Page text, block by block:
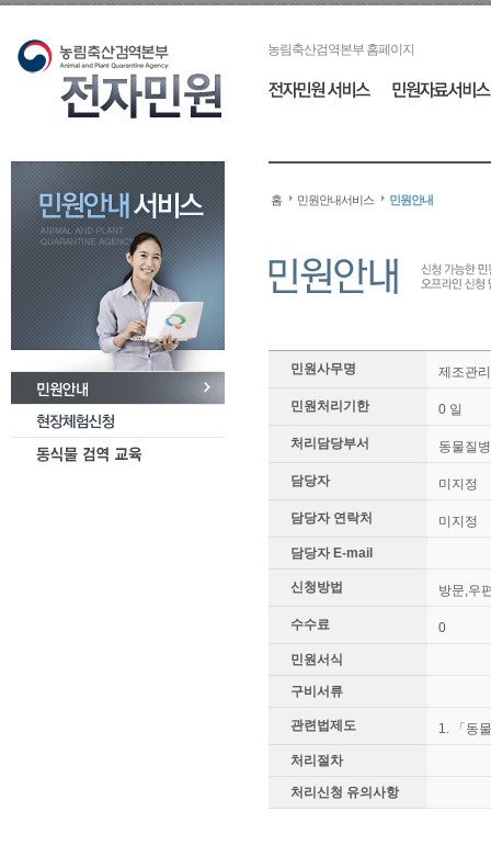
농림축산검역본부 홈페이지
홈 민원안내서비스 민원안내
민원사무명 제조관
민원처리기한 0 일
처리담당부서 동물질
담당자 미지정
담당자 연락처 미지정
담당자 E-mail
신청방법 방문,우
수수료 0
민원서식
구비서류
관련법제도 1. 「동
처리절차
처리신청 유의사항